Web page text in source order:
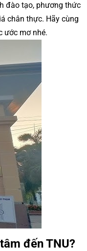
đào tạo, phương thức
chân thực. Hãy cùng
ước mơ nhé.
đến TNU?